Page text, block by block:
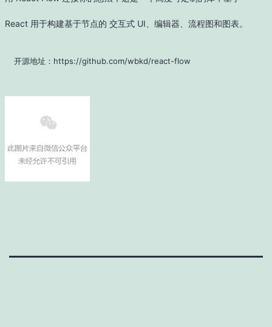
React 用于构建基于节点的 交互式 UI、编辑器、流程图和图表。
开源地址：https://github.com/wbkd/react-flow